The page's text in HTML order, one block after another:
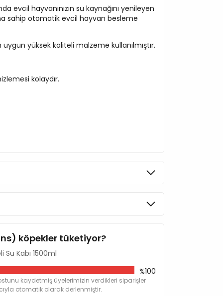
evcil hayvanınızın su kaynağını yenileyen
sahip otomatik evcil hayvan besleme
yüksek kaliteli malzeme kullanılmıştır.
kolaydır.
köpekler tüketiyor?
Kabı 1500ml
%100
kaydetmiş üyelerimizin verdikleri siparişler
otomatik olarak derlenmiştir.